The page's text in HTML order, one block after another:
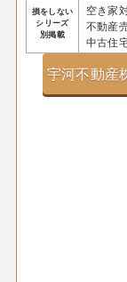
損をしない
シリーズ
別掲載
空き家
不動産
中古住
宇河不動産